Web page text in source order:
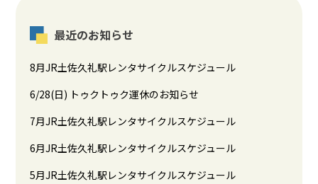
最近のお知らせ
8月JR土佐久礼駅レンタサイクルスケジュール
6/28(日) トゥクトゥク運休のお知らせ
7月JR土佐久礼駅レンタサイクルスケジュール
6月JR土佐久礼駅レンタサイクルスケジュール
5月JR土佐久礼駅レンタサイクルスケジュール